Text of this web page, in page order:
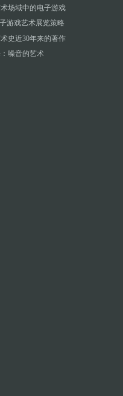
场域中的电子游戏
子游戏艺术展览策略
史近30年来的著作
噪音的艺术